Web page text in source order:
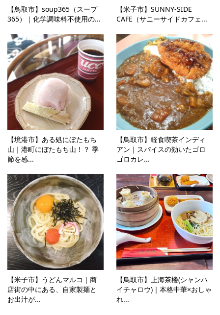
【鳥取市】soup365（スープ
365）｜化学調味料不使用の...
【米子市】SUNNY-SIDE
CAFE（サニーサイドカフェ...
【境港市】ある処にぼたもち
山｜港町にぼたもち山！？ 季
節を感...
【鳥取市】軽食喫茶インディ
アン｜スパイスの効いたゴロ
ゴロカレ...
【米子市】うどんマルコ｜商
店街の中にある、自家製麺と
お出汁が...
【鳥取市】上海茶楼(シャンハ
イチャロウ)｜本格中華×おしゃ
れ...